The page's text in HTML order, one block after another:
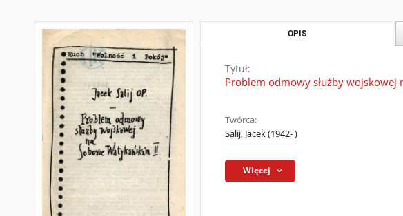
OPIS
Tytuł:
Problem odmowy służby wojskowej
Twórca:
Salij, Jacek (1942- )
Więcej